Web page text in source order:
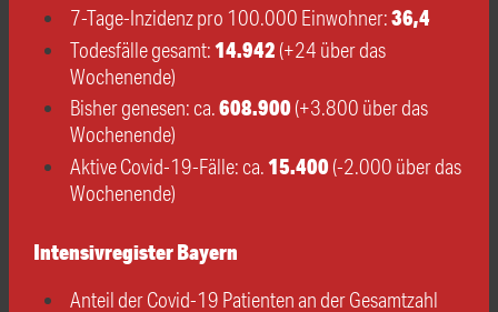
7-Tage-Inzidenz pro 100.000 Einwohner:36,4
Todesfälle gesamt:14.942 (+24 über das
Wochenende)
Bisher genesen: ca.608.900(+3.800 über das
Wochenende)
Aktive Covid-19-Fälle: ca.15.400(-2.000 über das
Wochenende)
Intensivregister Bayern
Anteil der Covid-19 Patienten an der Gesamtzahl